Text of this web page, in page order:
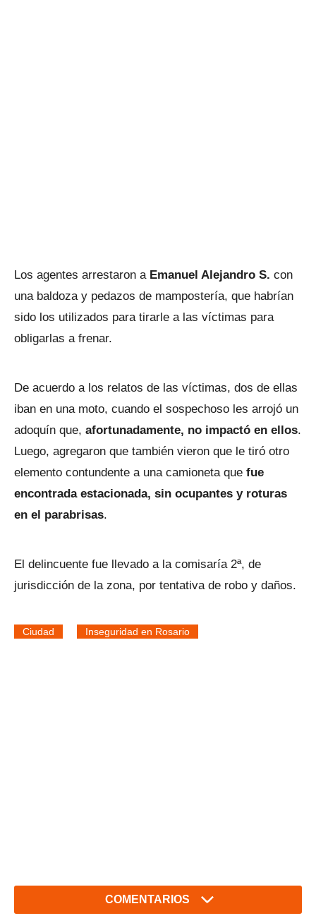
Los agentes arrestaron a Emanuel Alejandro S. con
una baldoza y pedazos de mampostería, que habrían
sido los utilizados para tirarle a las víctimas para
obligarlas a frenar.
De acuerdo a los relatos de las víctimas, dos de ellas
iban en una moto, cuando el sospechoso les arrojó un
adoquín que, afortunadamente, no impactó en ellos.
Luego, agregaron que también vieron que le tiró otro
elemento contundente a una camioneta que fue
encontrada estacionada, sin ocupantes y roturas
en el parabrisas.
El delincuente fue llevado a la comisaría 2ª, de
jurisdicción de la zona, por tentativa de robo y daños.
Ciudad Inseguridad en Rosario
COMENTARIOS